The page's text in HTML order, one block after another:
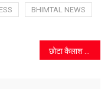
BHIMTAL NEWS